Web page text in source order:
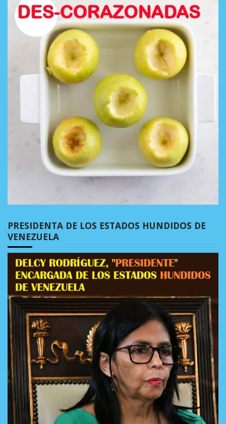
PRESIDENTA DE LOS ESTADOS HUNDIDOS DE
VENEZUELA